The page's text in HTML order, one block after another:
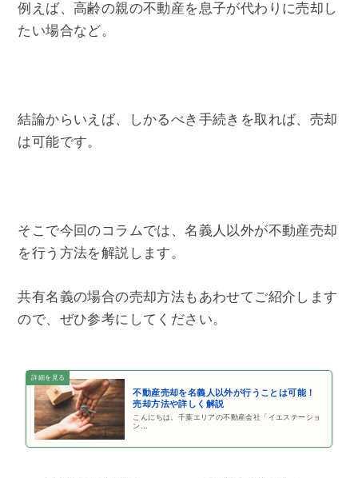
例えば、高齢の親の不動産を息子が代わりに売却し
たい場合など。
結論からいえば、しかるべき手続きを取れば、売却
は可能です。
そこで今回のコラムでは、名義人以外が不動産売却
を行う方法を解説します。
共有名義の場合の売却方法もあわせてご紹介します
ので、ぜひ参考にしてください。
不動産売却を名義人以外が行うことは可能！
売却方法や詳しく解説
こんにちは。千葉エリアの不動産会社「イエステーショ
ン…